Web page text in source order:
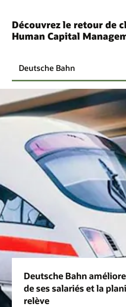
Découvrez le retour de
Human Capital
Deutsche Bahn
Deutsche Bahn
de ses salariés et la
relève